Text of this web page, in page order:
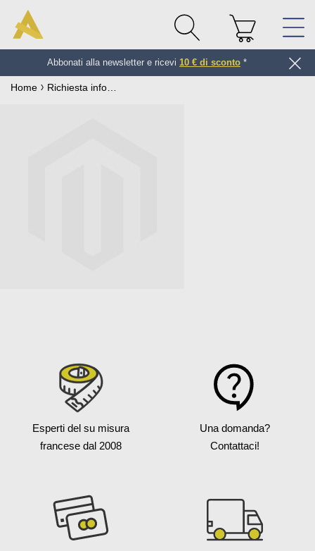
Abbonati alla newsletter e ricevi 10 € di sconto *
Home
Esperti del su misura
francese dal 2008
Una domanda?
Contattaci!